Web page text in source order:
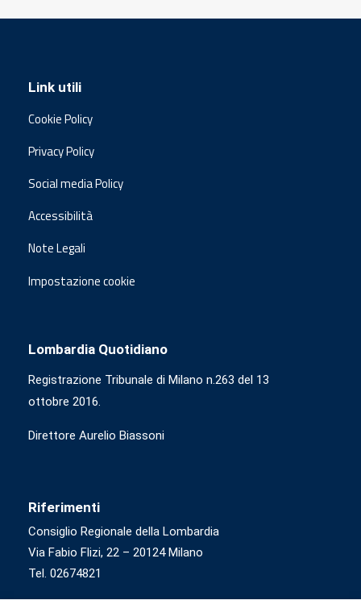
Link utili
Cookie Policy
Privacy Policy
Social media Policy
Accessibilità
Note Legali
Impostazione cookie
Lombardia Quotidiano
Registrazione Tribunale di Milano n.263 del 13
ottobre 2016.
Direttore Aurelio Biassoni
Riferimenti
Consiglio Regionale della Lombardia
Via Fabio Flizi, 22 – 20124 Milano
Tel. 02674821